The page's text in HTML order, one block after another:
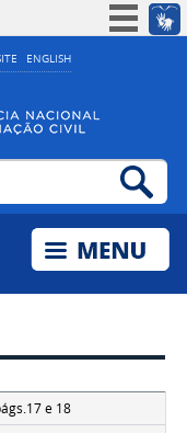
ENGLISH
Simplifique!
à informação
Legislação
e 18